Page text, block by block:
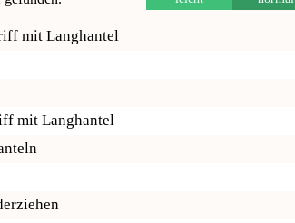
mit Langhantel
mit Langhantel